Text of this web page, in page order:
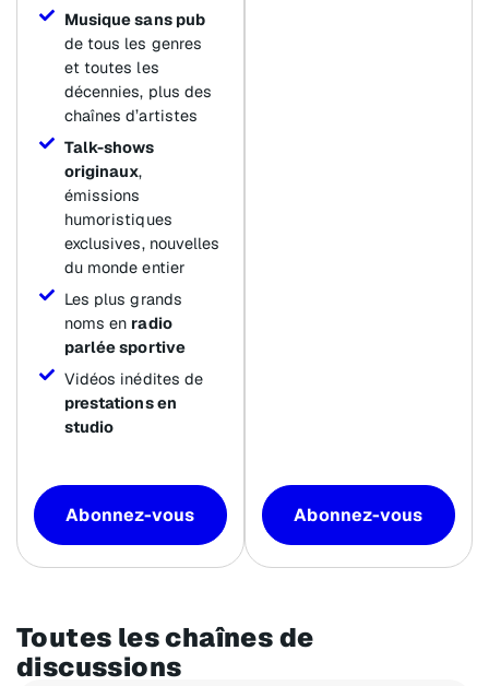
Musique sans pub
de tous les genres
et toutes les
décennies, plus des
chaînes d’artistes
Talk-shows
originaux,
émissions
humoristiques
exclusives, nouvelles
du monde entier
Les plus grands
noms en radio
parlée sportive
Vidéos inédites de
prestations en
studio
Abonnez-vous Abonnez-vous
Toutes les chaînes de
discussions